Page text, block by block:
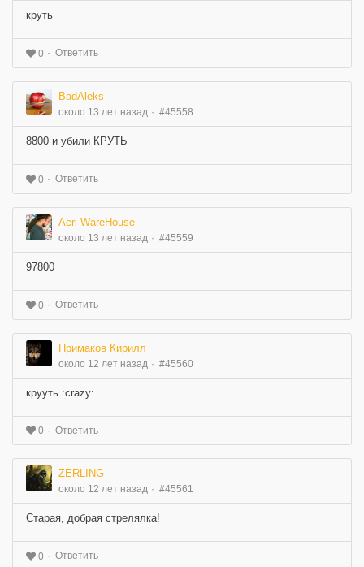
круть
0 Ответить
BadAleks
около 13 лет назад #45558
8800 и убили КРУТЬ
0 Ответить
Acri WareHouse
около 13 лет назад #45559
97800
0 Ответить
Примаков Кирилл
около 12 лет назад #45560
крууть :crazy:
0 Ответить
ZERLING
около 12 лет назад #45561
Старая, добрая стрелялка!
0 Ответить